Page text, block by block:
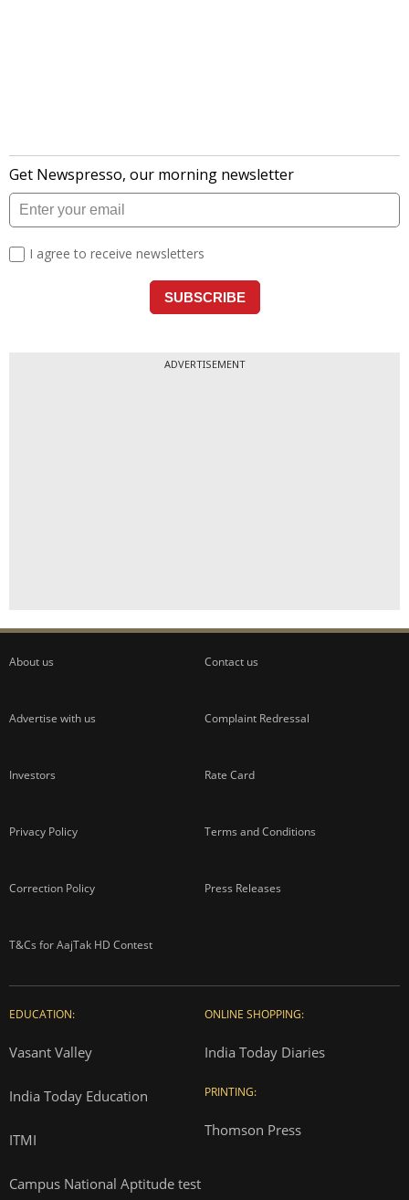
ADVERTISEMENT
About us Contact us
Advertise with us Complaint Redressal
Investors Rate Card
Privacy Policy Terms and Conditions
Correction Policy Press Releases
T&Cs for AajTak HD Contest
EDUCATION:
Vasant Valley
India Today Education
ITMI
Campus National Aptitude test
ONLINE SHOPPING:
India Today Diaries
PRINTING:
Thomson Press